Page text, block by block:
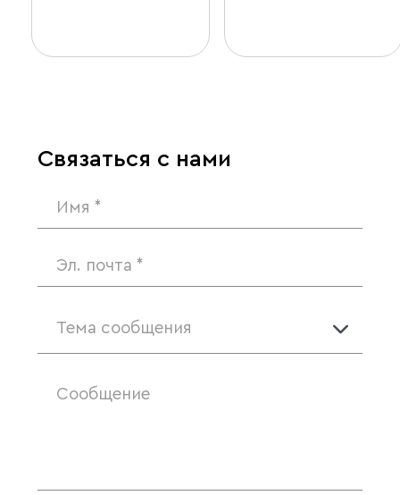
Связаться с нами
Тема сообщения